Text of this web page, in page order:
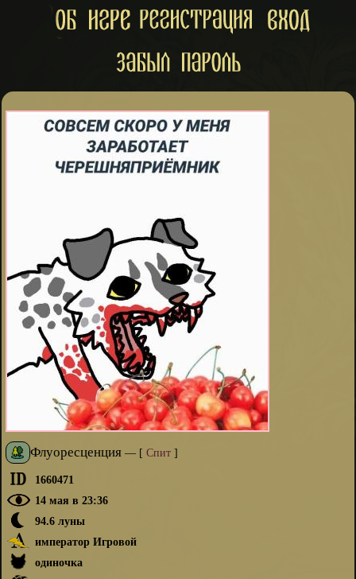
Флуоресценция— [ Спит]
1660471
14 мая в 23:36
94.6 луны
император Игровой
одиночка